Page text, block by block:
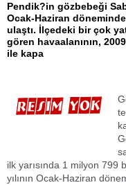
Pendik?in gözbebeği
Ocak-Haziran
ulaştı. İlçedeki bir çok
gören havaalanının,
ile kapa
ilk yarısında 1 milyon 799
yılının Ocak-Haziran